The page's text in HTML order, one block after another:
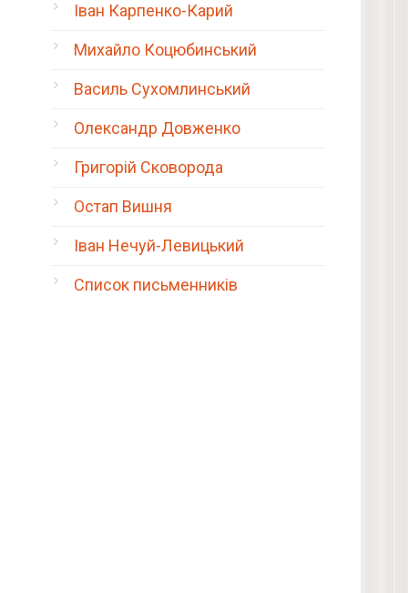
Іван Карпенко-Карий
Михайло Коцюбинський
Василь Сухомлинський
Олександр Довженко
Григорій Сковорода
Остап Вишня
Іван Нечуй-Левицький
Список письменників